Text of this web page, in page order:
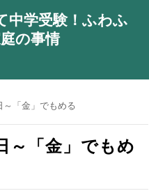
中学受験！ふわふ
の事情
～「金」でもめる
～「金」でもめ